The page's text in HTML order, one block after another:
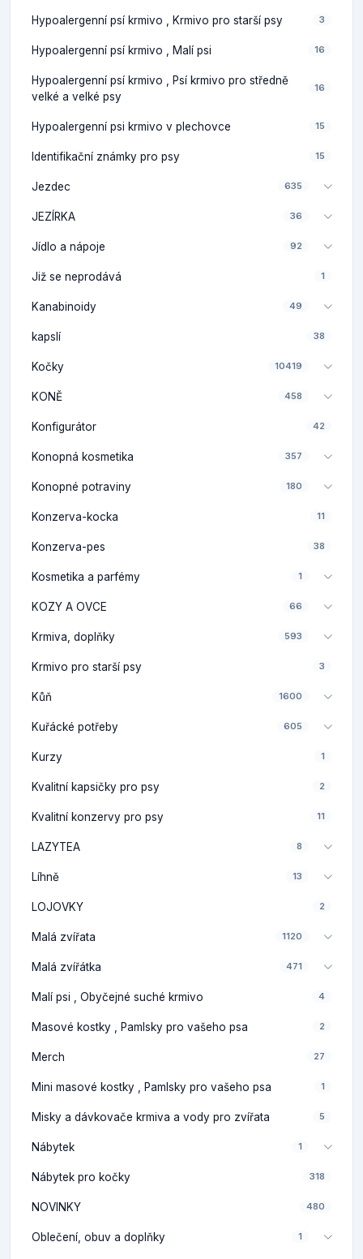
Hypoalergenní psí krmivo , Krmivo pro starší psy 3
Hypoalergenní psí krmivo , Malí psi 16
Hypoalergenní psí krmivo , Psí krmivo pro středně
velké a velké psy
16
Hypoalergenní psi krmivo v plechovce 15
Identifikační známky pro psy 15
Jezdec 635
JEZÍRKA 36
Jídlo a nápoje 92
Již se neprodává 1
Kanabinoidy 49
kapslí 38
Kočky 10419
KONĚ 458
Konfigurátor 42
Konopná kosmetika 357
Konopné potraviny 180
Konzerva-kocka 11
Konzerva-pes 38
Kosmetika a parfémy 1
KOZY A OVCE 66
Krmiva, doplňky 593
Krmivo pro starší psy 3
Kůň 1600
Kuřácké potřeby 605
Kurzy 1
Kvalitní kapsičky pro psy 2
Kvalitní konzervy pro psy 11
LAZYTEA 8
Líhně 13
LOJOVKY 2
Malá zvířata 1120
Malá zvířátka 471
Malí psi , Obyčejné suché krmivo 4
Masové kostky , Pamlsky pro vašeho psa 2
Merch 27
Mini masové kostky , Pamlsky pro vašeho psa 1
Misky a dávkovače krmiva a vody pro zvířata 5
Nábytek 1
Nábytek pro kočky 318
NOVINKY 480
Oblečení, obuv a doplňky 1